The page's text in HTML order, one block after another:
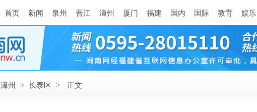
首页 新闻 泉州 晋江 漳州 厦门 福建 国内 国际 教育 娱乐
漳州 > 长泰区 > 正文